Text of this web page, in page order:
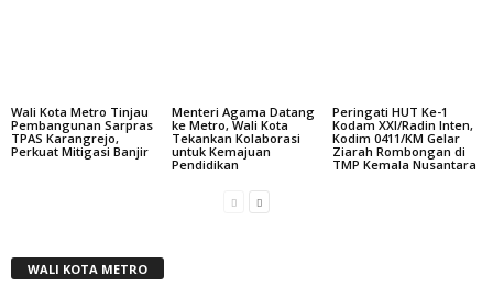
Wali Kota Metro Tinjau
Pembangunan Sarpras
TPAS Karangrejo,
Perkuat Mitigasi Banjir
Menteri Agama Datang
ke Metro, Wali Kota
Tekankan Kolaborasi
untuk Kemajuan
Pendidikan
Peringati HUT Ke-1
Kodam XXI/Radin Inten,
Kodim 0411/KM Gelar
Ziarah Rombongan di
TMP Kemala Nusantara
WALI KOTA METRO